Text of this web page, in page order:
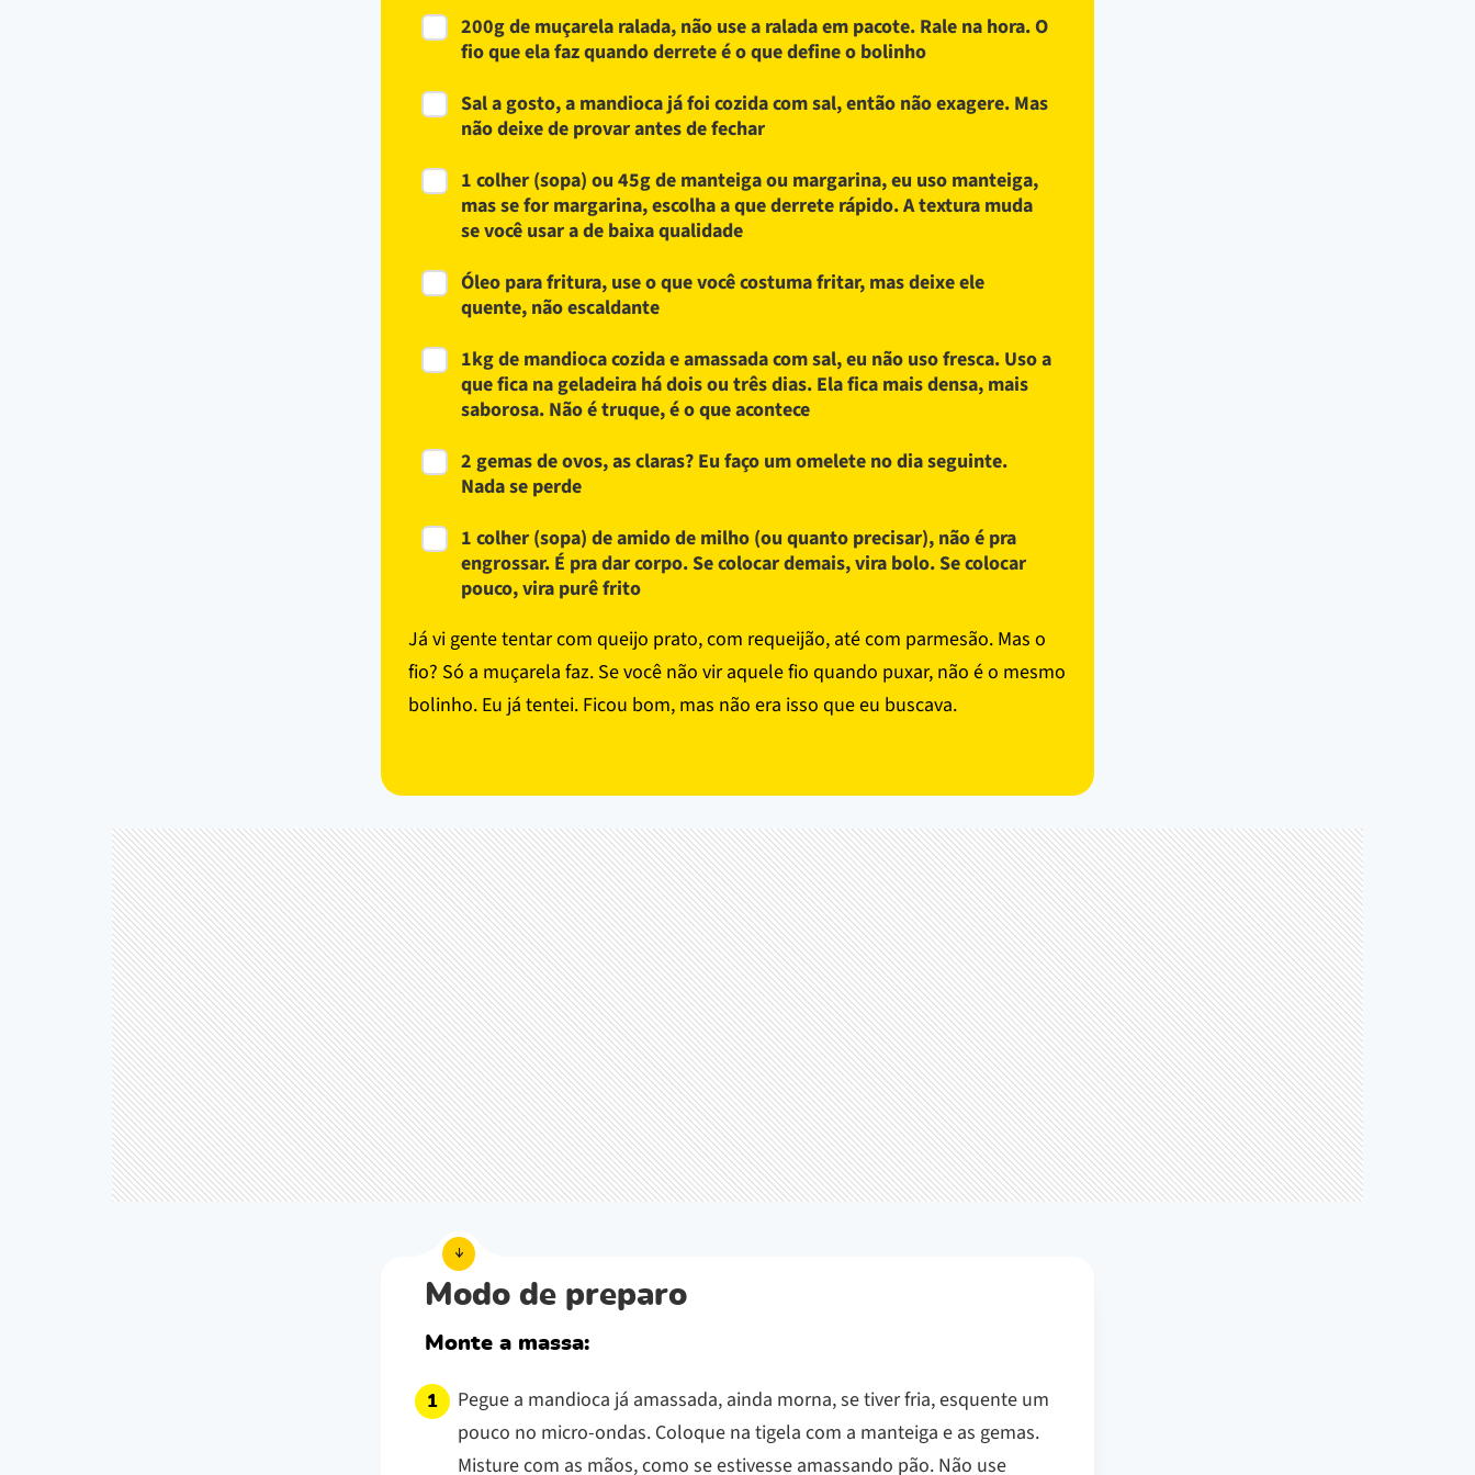
200g de muçarela ralada, não use a ralada em pacote. Rale na hora. O
fio que ela faz quando derrete é o que define o bolinho
Sal a gosto, a mandioca já foi cozida com sal, então não exagere. Mas
não deixe de provar antes de fechar
1 colher (sopa) ou 45g de manteiga ou margarina, eu uso manteiga,
mas se for margarina, escolha a que derrete rápido. A textura muda
se você usar a de baixa qualidade
Óleo para fritura, use o que você costuma fritar, mas deixe ele
quente, não escaldante
1kg de mandioca cozida e amassada com sal, eu não uso fresca. Uso a
que fica na geladeira há dois ou três dias. Ela fica mais densa, mais
saborosa. Não é truque, é o que acontece
2 gemas de ovos, as claras? Eu faço um omelete no dia seguinte.
Nada se perde
1 colher (sopa) de amido de milho (ou quanto precisar), não é pra
engrossar. É pra dar corpo. Se colocar demais, vira bolo. Se colocar
pouco, vira purê frito
Já vi gente tentar com queijo prato, com requeijão, até com parmesão. Mas o
fio? Só a muçarela faz. Se você não vir aquele fio quando puxar, não é o mesmo
bolinho. Eu já tentei. Ficou bom, mas não era isso que eu buscava.
Modo de preparo
Monte a massa:
Pegue a mandioca já amassada, ainda morna, se tiver fria, esquente um
pouco no micro-ondas. Coloque na tigela com a manteiga e as gemas.
Misture com as mãos, como se estivesse amassando pão. Não use